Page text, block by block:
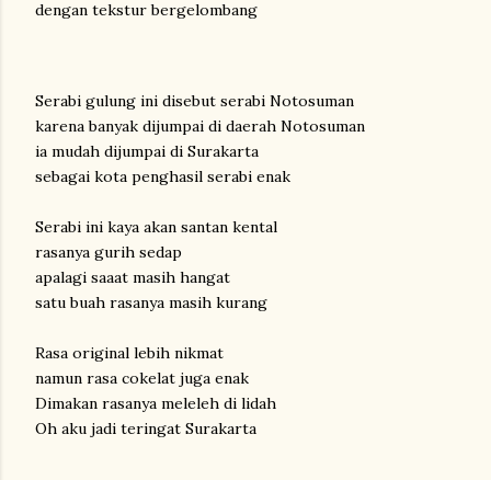
dengan tekstur bergelombang
Serabi gulung ini disebut serabi Notosuman
karena banyak dijumpai di daerah Notosuman
ia mudah dijumpai di Surakarta
sebagai kota penghasil serabi enak
Serabi ini kaya akan santan kental
rasanya gurih sedap
apalagi saaat masih hangat
satu buah rasanya masih kurang
Rasa original lebih nikmat
namun rasa cokelat juga enak
Dimakan rasanya meleleh di lidah
Oh aku jadi teringat Surakarta